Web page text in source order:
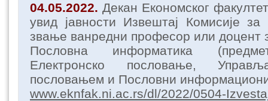
04.05.2022. Декан Економског
увид јавности Извештај Комисије
звање ванредни професор или доцент
Пословна информатика
Електронско пословање,
пословањем и Пословни
www.eknfak.ni.ac.rs/dl/2022/0504-